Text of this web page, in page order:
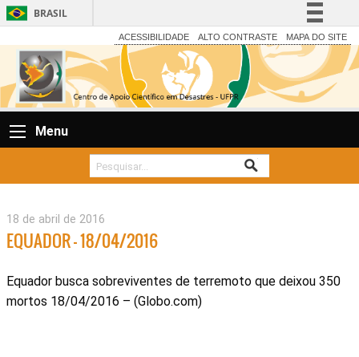
BRASIL
Simplifique!
Comunica BR
Participe
Acesso à informação
Canais
ACESSIBILIDADE ALTO CONTRASTE MAPA DO SITE
Menu
18 de abril de 2016
EQUADOR – 18/04/2016
Equador busca sobreviventes de terremoto que deixou 350
mortos 18/04/2016 – (Globo.com)